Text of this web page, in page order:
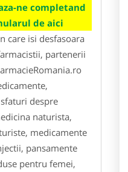
ne completand
de aici
care isi desfasoara
partenerii
despre
naturista,
medicamente
pansamente
pentru femei,